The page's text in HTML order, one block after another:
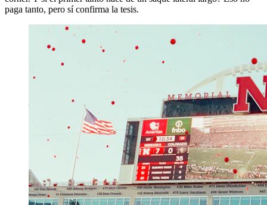
paga tanto, pero sí confirma la tesis.